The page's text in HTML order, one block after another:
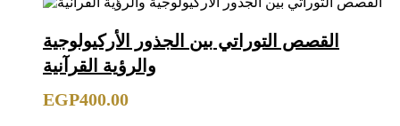
القصص التوراتي بين الجذور الأركيولوجية
والرؤية القرآنية
EGP400.00